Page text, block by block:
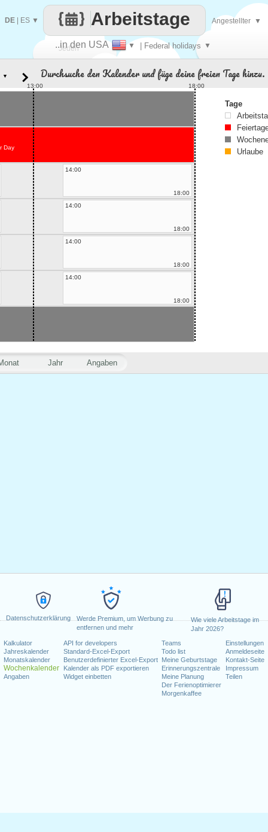
Datenschutzerklärung
Werde Premium, um Werbung zu
entfernen und mehr
Wie viele Arbeitstage im
Jahr 2026?
Kalkulator
Jahreskalender
Monatskalender
Wochenkalender
Angaben
API for developers
Standard-Excel-Export
Benutzerdefinierter Excel-Export
Kalender als PDF exportieren
Widget einbetten
Teams
Todo list
Meine Geburtstage
Erinnerungszentrale
Meine Planung
Der Ferienoptimierer
Morgenkaffee
Einstellungen
Anmeldeseite
Kontakt-Seite
Impressum
Teilen
Jeden
..in den USA ▼ | Federal holidays ▼
Arbeitstage
DE ES ▼ Angestellter ▼
Jahr Angaben
▼ Durchsuche den Kalender und füge deine freien Tage hinzu.
13:00 18:00
Day
14:00
18:00
14:00
18:00
14:00
18:00
14:00
18:00
Tage
Urlaube